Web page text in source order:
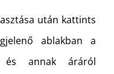
után kattints
ablakban a
és annak áráról